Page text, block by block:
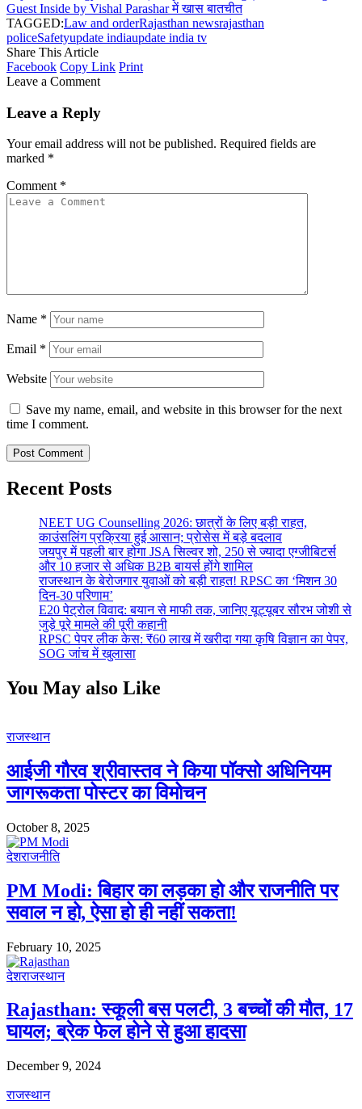
Guest Inside by Vishal Parashar में खास बातचीत
TAGGED:Law and orderRajasthan newsrajasthan
policeSafetyupdate indiaupdate india tv
Share This Article
Facebook Copy Link Print
Leave a Comment
Leave a Reply
Your email address will not be published. Required fields are
marked *
Comment *
Name *
Email *
Website
Save my name, email, and website in this browser for the next
time I comment.
Recent Posts
NEET UG Counselling 2026: छात्रों के लिए बड़ी राहत,
काउंसलिंग प्रक्रिया हुई आसान; प्रोसेस में बड़े बदलाव
जयपुर में पहली बार होगा JSA सिल्वर शो, 250 से ज्यादा एग्जीबिटर्स
और 10 हजार से अधिक B2B बायर्स होंगे शामिल
राजस्थान के बेरोजगार युवाओं को बड़ी राहत! RPSC का ‘मिशन 30
दिन-30 परिणाम’
E20 पेट्रोल विवाद: बयान से माफी तक, जानिए यूट्यूबर सौरभ जोशी से
जुड़े पूरे मामले की पूरी कहानी
RPSC पेपर लीक केस: ₹60 लाख में खरीदा गया कृषि विज्ञान का पेपर,
SOG जांच में खुलासा
You May also Like
राजस्थान
आईजी गौरव श्रीवास्तव ने किया पॉक्सो अधिनियम
जागरूकता पोस्टर का विमोचन
October 8, 2025
देशराजनीति
PM Modi: बिहार का लड़का हो और राजनीति पर
सवाल न हो, ऐसा हो ही नहीं सकता!
February 10, 2025
देशराजस्थान
Rajasthan: स्कूली बस पलटी, 3 बच्चों की मौत, 17
घायल; ब्रेक फेल होने से हुआ हादसा
December 9, 2024
राजस्थान